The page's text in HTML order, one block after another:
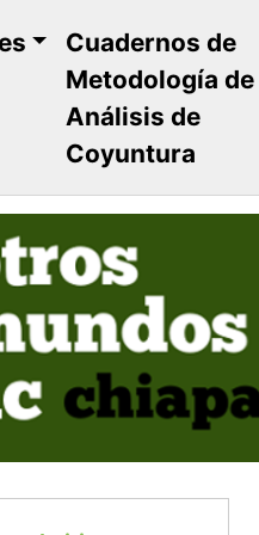
Cuadernos de
Metodología de
Análisis de
Coyuntura